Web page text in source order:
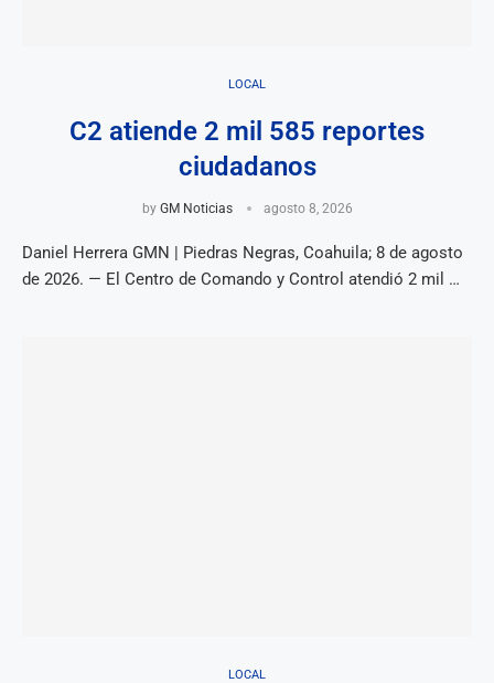
LOCAL
C2 atiende 2 mil 585 reportes
ciudadanos
by GM Noticias agosto 8, 2026
Daniel Herrera GMN | Piedras Negras, Coahuila; 8 de agosto
de 2026. — El Centro de Comando y Control atendió 2 mil …
LOCAL